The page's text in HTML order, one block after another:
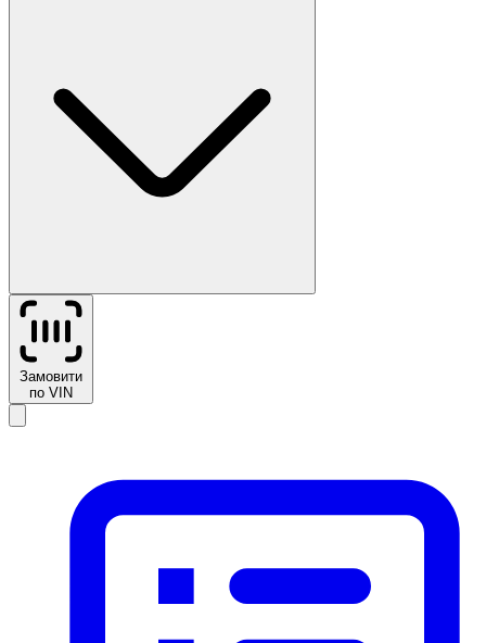
Замовити
по VIN